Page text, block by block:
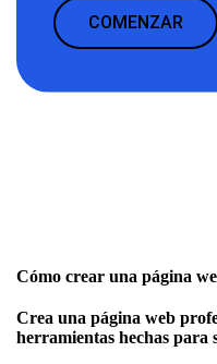
COMENZAR
Cómo crear una página
Crea una página web
herramientas hechas para